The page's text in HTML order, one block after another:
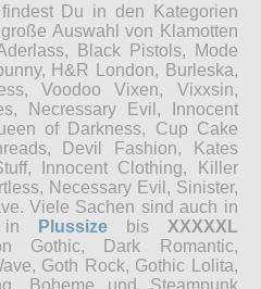
Du in den Kategorien
Auswahl von Klamotten
Black Pistols, Mode
H&R London, Burleska,
Voodoo Vixen, Vixxsin,
Necressary Evil, Innocent
of Darkness, Cup Cake
Devil Fashion, Kates
Innocent Clothing, Killer
Necessary Evil, Sinister,
Viele Sachen sind auch in
in Plussize bis XXXXXL
Gothic, Dark Romantic,
Goth Rock, Gothic Lolita,
Boheme und Steampunk